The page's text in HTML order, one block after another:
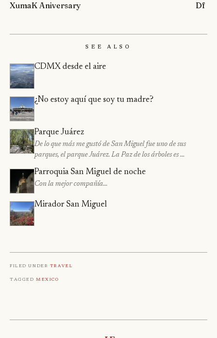
XumaK Aniversary Df
See Also
CDMX desde el aire
¿No estoy aquí que soy tu madre?
Parque Juárez
De lo que más me gustó de San Miguel fue uno de sus
parques, el parque Juárez. La Paz de los árboles es …
Parroquia San Miguel de noche
Con la mejor compañía…
Mirador San Miguel
Filed under Travel
TaggedMexico